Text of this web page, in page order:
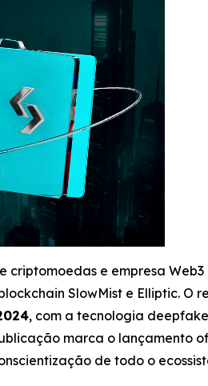
criptomoedas e empresa
SlowMist e Elliptic. O
, com a tecnologia
marca o lançamento
de todo o